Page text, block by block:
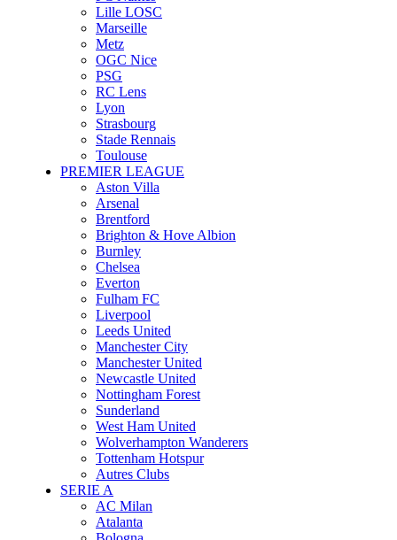
Lille LOSC
Marseille
Metz
OGC Nice
PSG
RC Lens
Lyon
Strasbourg
Stade Rennais
Toulouse
PREMIER LEAGUE
Aston Villa
Arsenal
Brentford
Brighton & Hove Albion
Burnley
Chelsea
Everton
Fulham FC
Liverpool
Leeds United
Manchester City
Manchester United
Newcastle United
Nottingham Forest
Sunderland
West Ham United
Wolverhampton Wanderers
Tottenham Hotspur
Autres Clubs
SERIE A
AC Milan
Atalanta